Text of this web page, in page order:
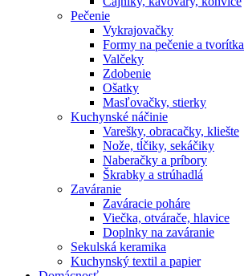
Pečenie
Vykrajovačky
Formy na pečenie a tvorítka
Valčeky
Zdobenie
Ošatky
Masľovačky, stierky
Kuchynské náčinie
Varešky, obracačky, kliešte
Nože, tĺčiky, sekáčiky
Naberačky a príbory
Škrabky a strúhadlá
Zaváranie
Zaváracie poháre
Viečka, otvárače, hlavice
Doplnky na zaváranie
Sekulská keramika
Kuchynský textil a papier